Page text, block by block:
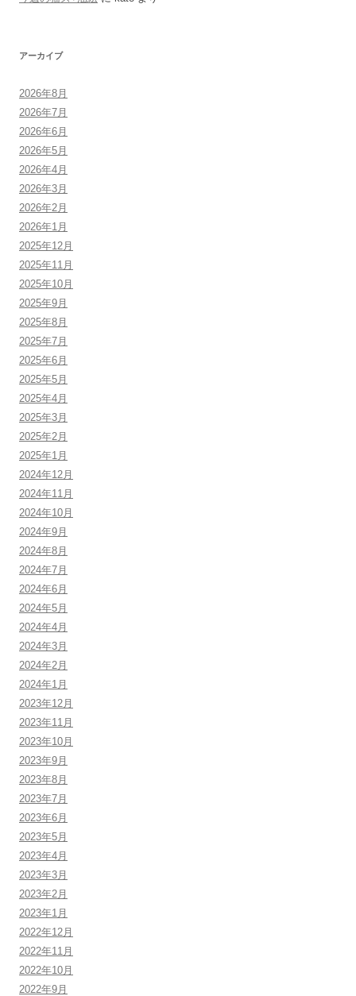
アーカイブ
2026年8月
2026年7月
2026年6月
2026年5月
2026年4月
2026年3月
2026年2月
2026年1月
2025年12月
2025年11月
2025年10月
2025年9月
2025年8月
2025年7月
2025年6月
2025年5月
2025年4月
2025年3月
2025年2月
2025年1月
2024年12月
2024年11月
2024年10月
2024年9月
2024年8月
2024年7月
2024年6月
2024年5月
2024年4月
2024年3月
2024年2月
2024年1月
2023年12月
2023年11月
2023年10月
2023年9月
2023年8月
2023年7月
2023年6月
2023年5月
2023年4月
2023年3月
2023年2月
2023年1月
2022年12月
2022年11月
2022年10月
2022年9月